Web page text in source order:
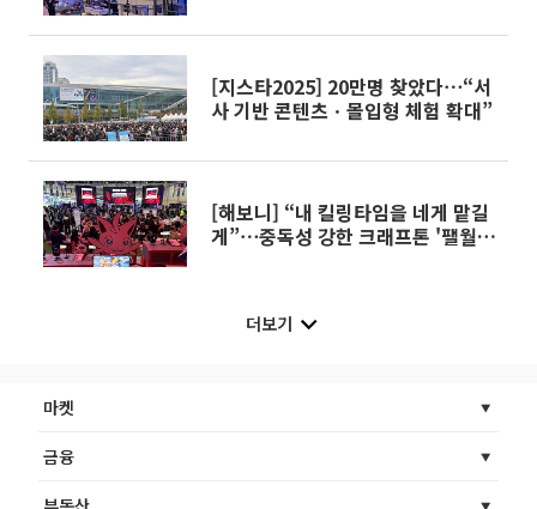
[지스타2025] 20만명 찾았다⋯“서
사 기반 콘텐츠ㆍ몰입형 체험 확대”
[해보니] “내 킬링타임을 네게 맡길
게”⋯중독성 강한 크래프톤 '팰월드
더보기
마켓
금융